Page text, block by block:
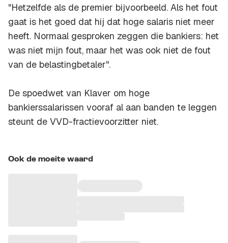
"Hetzelfde als de premier bijvoorbeeld. Als het fout
gaat is het goed dat hij dat hoge salaris niet meer
heeft. Normaal gesproken zeggen die bankiers: het
was niet mijn fout, maar het was ook niet de fout
van de belastingbetaler".
De spoedwet van Klaver om hoge
bankierssalarissen vooraf al aan banden te leggen
steunt de VVD-fractievoorzitter niet.
Ook de moeite waard